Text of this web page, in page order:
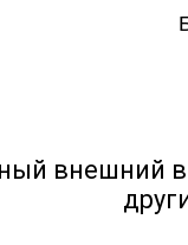
внешний